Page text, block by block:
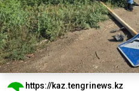
https://kaz.tengrinews.kz